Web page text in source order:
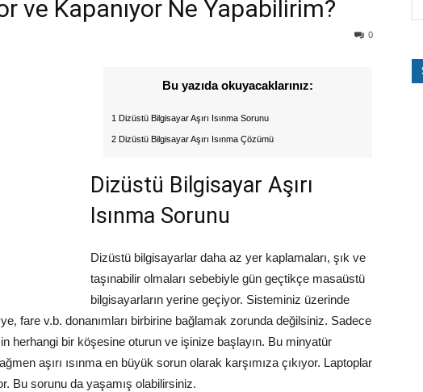
ve Kapanıyor Ne Yapabilirim?
0
Bu yazıda okuyacaklarınız:
1 Dizüstü Bilgisayar Aşırı Isınma Sorunu
2 Dizüstü Bilgisayar Aşırı Isınma Çözümü
Dizüstü Bilgisayar Aşırı
Isınma Sorunu
Dizüstü bilgisayarlar daha az yer kaplamaları, şık ve
taşınabilir olmaları sebebiyle gün geçtikçe masaüstü
bilgisayarların yerine geçiyor. Sisteminiz üzerinde
fare v.b. donanımları birbirine bağlamak zorunda değilsiniz. Sadece
herhangi bir köşesine oturun ve işinize başlayın. Bu minyatür
aşırı ısınma en büyük sorun olarak karşımıza çıkıyor. Laptoplar
Bu sorunu da yaşamış olabilirsiniz.